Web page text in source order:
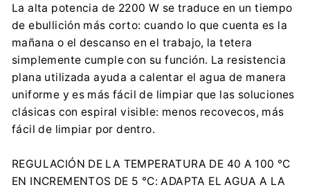
La alta potencia de 2200 W se traduce en un tiempo
de ebullición más corto: cuando lo que cuenta es la
mañana o el descanso en el trabajo, la tetera
simplemente cumple con su función. La resistencia
plana utilizada ayuda a calentar el agua de manera
uniforme y es más fácil de limpiar que las soluciones
clásicas con espiral visible: menos recovecos, más
fácil de limpiar por dentro.
REGULACIÓN DE LA TEMPERATURA DE 40 A 100 °C
EN INCREMENTOS DE 5 °C: ADAPTA EL AGUA A LA